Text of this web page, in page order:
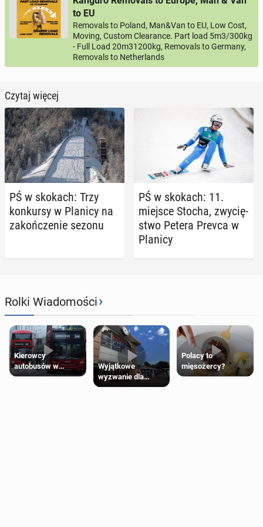
to EU
Removals to Poland, Man&Van to EU, Low Cost,
Moving, Custom Clearance. Part load 5m3/300kg
- Full Load 20m31200kg, Removals to Germany,
Removals to Netherlands
Czytaj więcej
PŚ w skokach: Trzy
kon­kur­sy w Planicy na
za­koń­cze­nie sezonu
PŚ w skokach: 11.
miejsce Stocha, zwy­cię­
stwo Petera Prevca w
Planicy
Rolki Wiadomości›
Kierowcy
autobusów w
Londynie
Wyjątkowe
wyzwanie dla
posiadaczy kart
Polacy to
mięsożercy?